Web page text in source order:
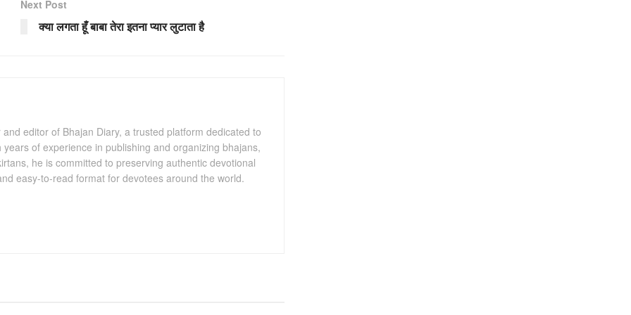
Next Post
क्या लगता हूँ बाबा तेरा इतना प्यार लुटाता है
editor of Bhajan Diary, a trusted platform dedicated to
of experience in publishing and organizing bhajans,
he is committed to preserving authentic devotional
easy-to-read format for devotees around the world.